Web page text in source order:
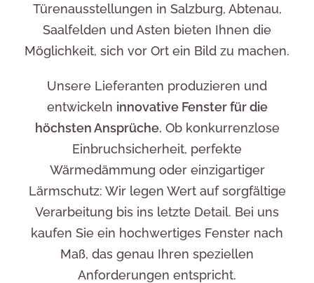
Türenausstellungen in Salzburg, Abtenau,
Saalfelden und Asten bieten Ihnen die
Möglichkeit, sich vor Ort ein Bild zu machen.
Unsere Lieferanten produzieren und
entwickeln innovative Fenster für die
höchsten Ansprüche. Ob konkurrenzlose
Einbruchsicherheit, perfekte
Wärmedämmung oder einzigartiger
Lärmschutz: Wir legen Wert auf sorgfältige
Verarbeitung bis ins letzte Detail. Bei uns
kaufen Sie ein hochwertiges Fenster nach
Maß, das genau Ihren speziellen
Anforderungen entspricht.